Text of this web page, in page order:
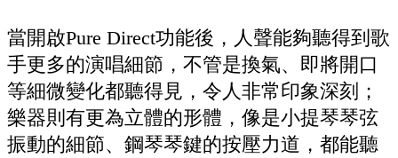
當開啟Pure Direct功能後，人聲能夠聽得到歌
手更多的演唱細節，不管是換氣、即將開口
等細微變化都聽得見，令人非常印象深刻；
樂器則有更為立體的形體，像是小提琴琴弦
振動的細節、鋼琴琴鍵的按壓力道，都能聽